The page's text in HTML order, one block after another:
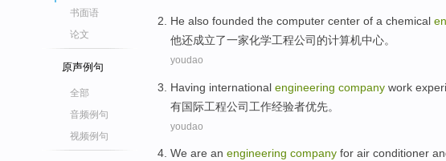
书面语
论文
原声例句
全部
音频例句
视频例句
He also founded the computer center of a chemical
他还成立了一家化学工程公司 的计算机中心。
youdao
Having international engineering company work
有国际工程公司工作经验者优先。
youdao
We are an engineering company for air conditioner